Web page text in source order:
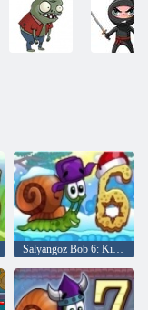
Salyangoz Bob 6: Kış Hikayesi